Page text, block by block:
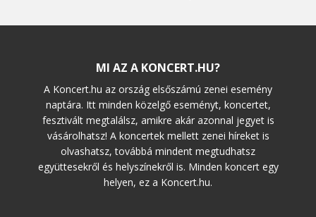
MI AZ A KONCERT.HU?
A Koncert.hu az ország elsőszámú zenei esemény
naptára. Itt minden közelgő eseményt, koncertet,
fesztivált megtalálsz, amikre akár azonnal jegyet is
vásárolhatsz! A koncertek mellett zenei híreket is
olvashatsz, továbbá mindent megtudhatsz
együttesekről és helyszínekről is. Minden koncert egy
helyen, ez a Koncert.hu.